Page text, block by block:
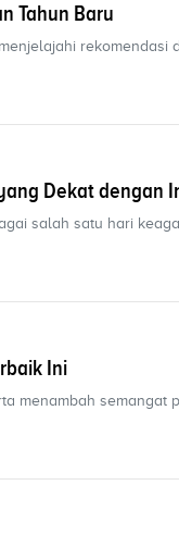
Tahun Baru
rekomendasi
Dekat dengan
salah satu hari
Ini
menambah semangat